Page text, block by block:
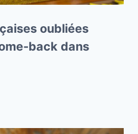
oubliées
back dans